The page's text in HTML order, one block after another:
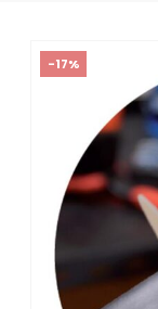
-17%